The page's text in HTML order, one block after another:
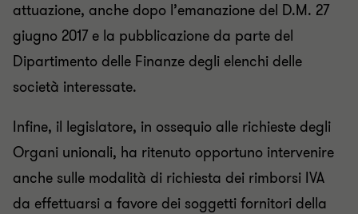
attuazione, anche dopo l’emanazione del D.M. 27
giugno 2017 e la pubblicazione da parte del
Dipartimento delle Finanze degli elenchi delle
società interessate.
Infine, il legislatore, in ossequio alle richieste degli
Organi unionali, ha ritenuto opportuno intervenire
anche sulle modalità di richiesta dei rimborsi IVA
da effettuarsi a favore dei soggetti fornitori della